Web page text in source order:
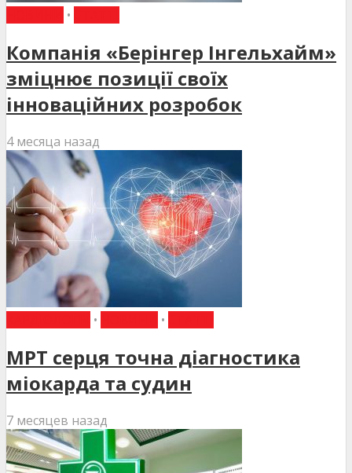
•
Компанія «Берінгер Інгельхайм»
зміцнює позиції своїх
інноваційних розробок
4 месяца назад
• •
МРТ серця точна діагностика
міокарда та судин
7 месяцев назад